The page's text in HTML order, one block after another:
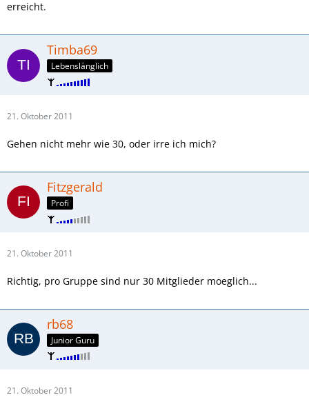
erreicht.
Timba69
Lebenslänglich
21. Oktober 2011
Gehen nicht mehr wie 30, oder irre ich mich?
Fitzgerald
Profi
21. Oktober 2011
Richtig, pro Gruppe sind nur 30 Mitglieder moeglich...
rb68
Junior Guru
21. Oktober 2011